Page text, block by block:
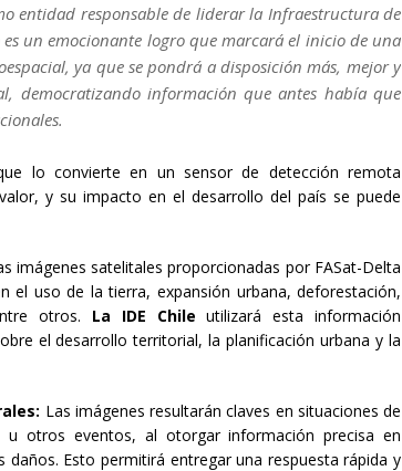
entidad responsable de liderar la Infraestructura de
es un emocionante logro que marcará el inicio de una
ya que se pondrá a disposición más, mejor y
democratizando información que antes había que
lo convierte en un sensor de detección remota
y su impacto en el desarrollo del país se puede
imágenes satelitales proporcionadas por FASat-Delta
el uso de la tierra, expansión urbana, deforestación,
otros. La IDE Chileutilizará esta información
el desarrollo territorial, la planificación urbana y la
Las imágenes resultarán claves en situaciones de
u otros eventos, al otorgar información precisa en
Esto permitirá entregar una respuesta rápida y